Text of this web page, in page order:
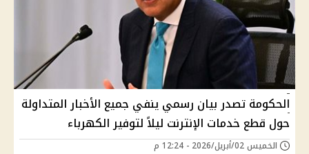
الحكومة تصدر بيان رسمي ينفي جميع الأخبار المتداولة
حول قطع خدمات الإنترنت ليلاً لتوفير الكهرباء
الخميس 02/أبريل/2026 - 12:24 م